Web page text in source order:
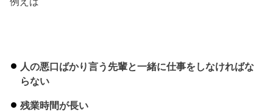
人の悪口ばかり言う先輩と一緒に仕事をしなければな
らない
残業時間が長い